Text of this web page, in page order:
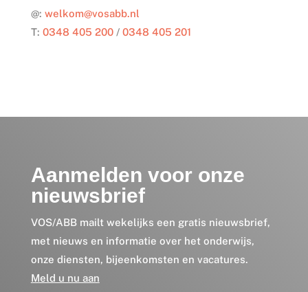
@: welkom@vosabb.nl
T: 0348 405 200/ 0348 405 201
Aanmelden voor onze
nieuwsbrief
VOS/ABB mailt wekelijks een gratis nieuwsbrief,
met nieuws en informatie over het onderwijs,
onze diensten, bijeenkomsten en vacatures.
Meld u nu aan